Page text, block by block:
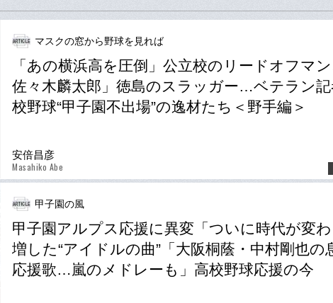
マスクの窓から野球を見れば
「あの横浜高を圧倒」公立校のリードオフマ
佐々木麟太郎」徳島のスラッガー…ベテラン
校野球“甲子園不出場”の逸材たち＜野手編＞
安倍昌彦
Masahiko Abe
甲子園の風
甲子園アルプス応援に異変「ついに時代が変
増した“アイドルの曲”「大阪桐蔭・中村剛也の
応援歌…嵐のメドレーも」高校野球応援の今